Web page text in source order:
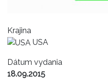
Krajina
USA
Dátum vydania
18.09.2015